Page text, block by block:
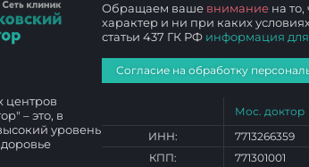
центров
– это, в
уровень
Обращаем ваше внимание на
характер и ни при каких
статьи 437 ГК РФ информация
Согласие на обработку
ИНН:
КПП:
Мос. доктор
7713266359
771301001